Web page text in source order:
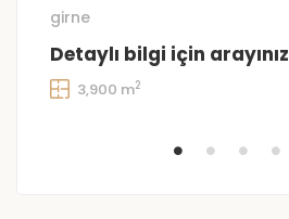
girne
Detaylı bilgi için arayınız
3,900 m2